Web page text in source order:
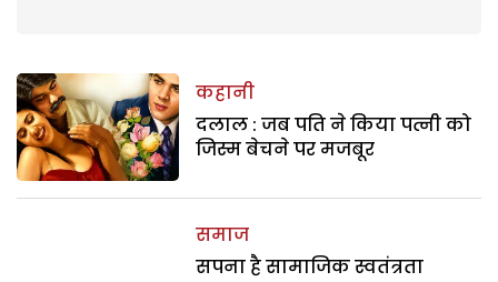
कहानी
दलाल : जब पति ने किया पत्नी को
जिस्म बेचने पर मजबूर
समाज
सपना है सामाजिक स्वतंत्रता